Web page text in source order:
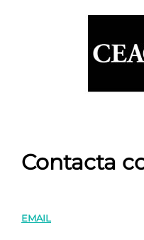
Contacta
EMAIL